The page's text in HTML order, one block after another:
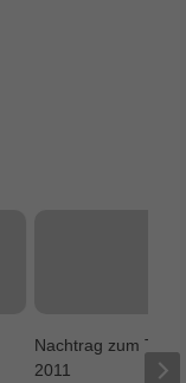
Nachtrag zum
2011